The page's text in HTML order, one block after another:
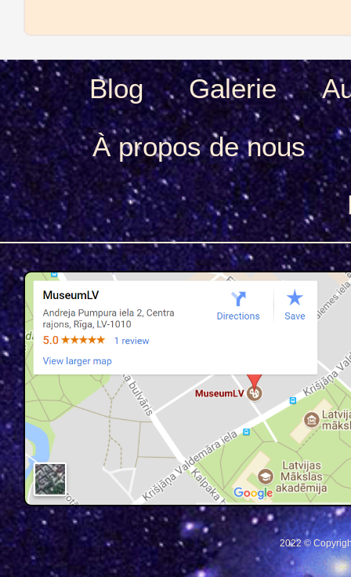
Blog Galerie
À propos de nous
2022 ©